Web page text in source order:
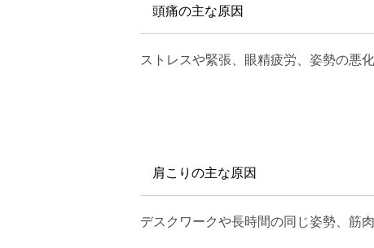
頭痛の主な原因
ストレスや緊張、眼精疲労、姿勢の悪
肩こりの主な原因
デスクワークや長時間の同じ姿勢、筋